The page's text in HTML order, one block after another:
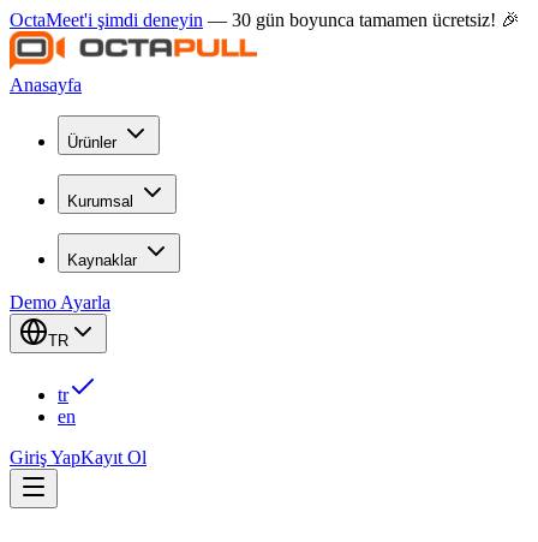
OctaMeet'i şimdi deneyin — 30 gün boyunca tamamen ücretsiz! 🎉
Anasayfa
Ürünler
Kurumsal
Kaynaklar
Demo Ayarla
TR
tr
en
Giriş YapKayıt Ol